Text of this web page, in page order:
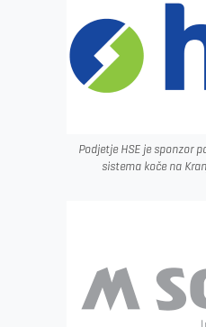
Podjetje HSE je sponzor
sistema koče na